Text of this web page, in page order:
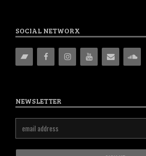
SOCIAL NETWORX
NEWSLETTER